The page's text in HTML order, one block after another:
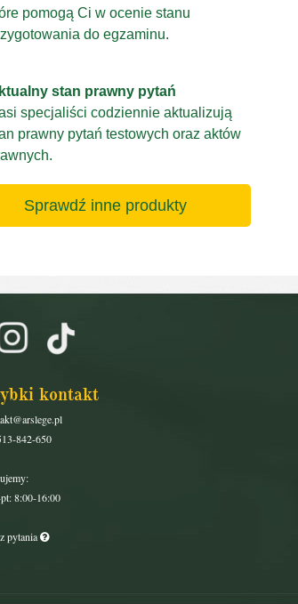
pomogą Ci w ocenie stanu
do egzaminu.
stan prawny pytań
specjaliści codziennie aktualizują
prawny pytań testowych oraz aktów
Sprawdź inne produkty
kontakt
842-650
8:00-16:00
pytania